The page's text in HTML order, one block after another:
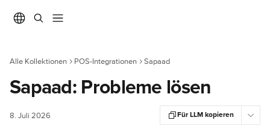
Alle Kollektionen POS-Integrationen Sapaad
Sapaad: Probleme lösen
8. Juli 2026 Für LLM kopieren